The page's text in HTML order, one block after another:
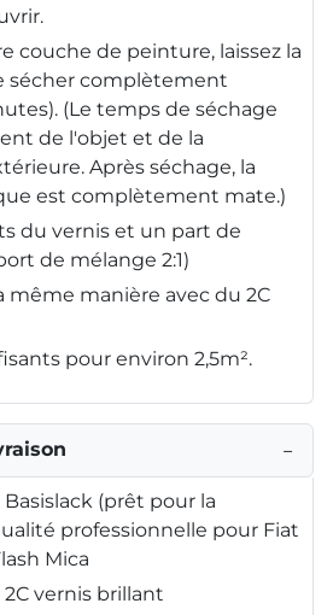
couche de peinture, laissez la
sécher complètement
(Le temps de séchage
de l'objet et de la
Après séchage, la
est complètement mate.)
du vernis et un part de
de mélange 2:1)
même manière avec du 2C
pour environ 2,5m².
−
(prêt pour la
professionnelle pour Fiat
Mica
vernis brillant